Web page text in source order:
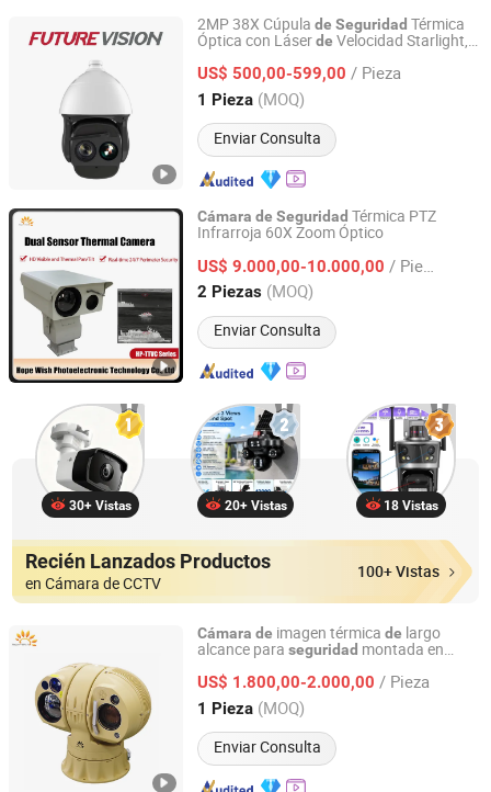
2MP 38X Cúpula de Seguridad Térmica
Óptica con Láserde Velocidad Starlight,
Térmicas
US$ 500,00-599,00 / Pieza
1 Pieza (MOQ)
Enviar Consulta
Shanghai Future Vision Technology Co., Ltd.
Shanghai, China Desde 2022
Cámara de Seguridad Térmica PTZ
Infrarroja 60X Zoom Óptico
US$ 9.000,00-10.000,00 / Pieza
2 Piezas (MOQ)
Enviar Consulta
Jinan Hope Wish Photoelectronic Technology Co., Ltd.
Shandong, China Desde 2015
30+ Vistas 20+ Vistas 18 Vistas
Recién Lanzados Productos
en Cámara de CCTV
100+ Vistas
Cámara de imagen térmica de largo
alcance para seguridad montada en
US$ 1.800,00-2.000,00 / Pieza
1 Pieza (MOQ)
Enviar Consulta
Jinan Hope Wish Photoelectronic Technology Co., Ltd.
Shandong, China Desde 2015